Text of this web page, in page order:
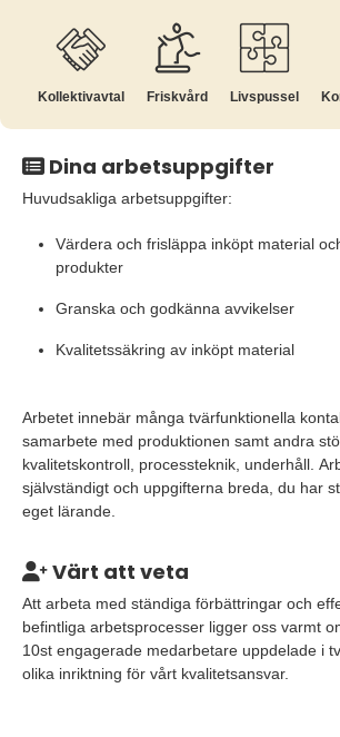
Kollektiv­avtal Friskvård Livspussel
Dina arbetsuppgifter
Huvudsakliga arbetsuppgifter:
Värdera och frisläppa inköpt material
produkter
Granska och godkänna avvikelser
Kvalitetssäkring av inköpt material
Arbetet innebär många tvärfunktionella
samarbete med produktionen samt andra
kvalitetskontroll, processteknik, underhåll.
självständigt och uppgifterna breda, du har
eget lärande.
Värt att veta
Att arbeta med ständiga förbättringar och
befintliga arbetsprocesser ligger oss varmt
10st engagerade medarbetare uppdelade i
olika inriktning för vårt kvalitetsansvar.